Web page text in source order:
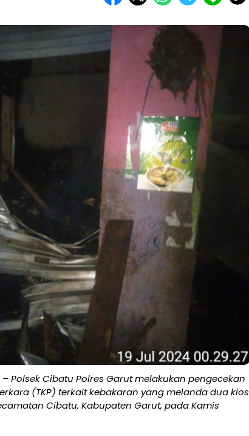
– Polsek Cibatu Polres Garut melakukan pengecekan
(TKP) terkait kebakaran yang melanda dua kios
Cibatu, Kabupaten Garut, pada Kamis